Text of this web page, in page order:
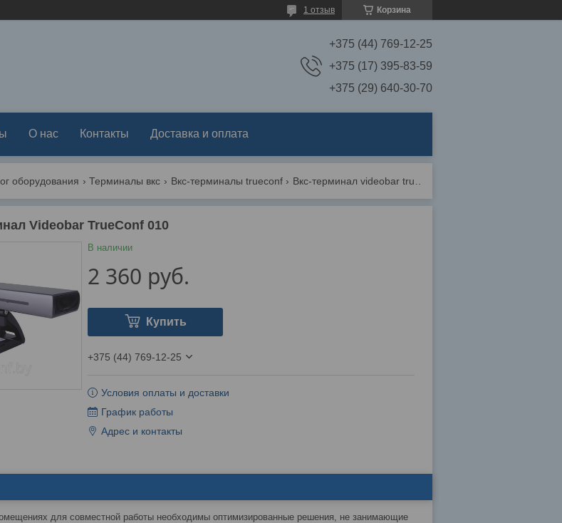
Корзина
1 отзыв
+375 (44) 769-12-25
+375 (17) 395-83-59
+375 (29) 640-30-70
О нас Контакты Доставка и оплата
оборудования Терминалы вкс Вкс-терминалы trueconf
Videobar TrueConf 010
В наличии
2 360 руб.
Купить
+375 (44) 769-12-25
Условия оплаты и доставки
График работы
Адрес и контакты
для совместной работы необходимы оптимизированные решения, не занимающие